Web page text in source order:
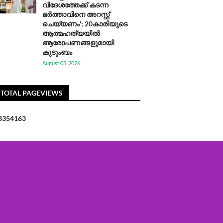
വിദേശത്തേക്ക് കടന്ന
ഭർത്താവിനെ അറസ്റ്റ്
ചെയ്യണം'; 20കാരിയുടെ
ആത്മഹത്യയിൽ
ആരോപണങ്ങളുമായി
കുടുംബം
August 05, 2026
TOTAL PAGEVIEWS
354163